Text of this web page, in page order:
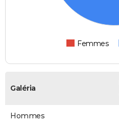
Femmes
Galéria
Hommes